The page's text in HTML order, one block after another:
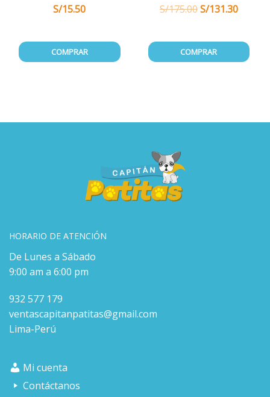
Galletas de Premio
S/15.50
COMPRAR
20KG 1Tab
S/175.00S/131.30
COMPRAR
HORARIO DE ATENCIÓN
De Lunes a Sábado
9:00 am a 6:00 pm
932 577 179
ventascapitanpatitas@gmail.com
Lima-Perú
Mi cuenta
Contáctanos